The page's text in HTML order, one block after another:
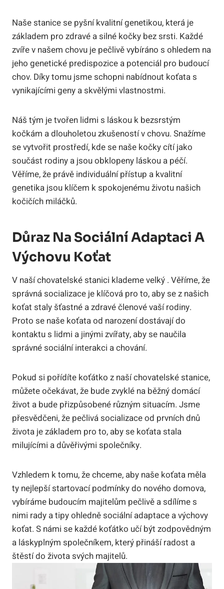
Naše stanice se pyšní kvalitní genetikou, která je
základem pro zdravé‌ a silné kočky⁢ bez srsti. Každé
zvíře v našem chovu je‍ pečlivě vybíráno s ohledem na
jeho genetické ​predispozice a‌ potenciál pro budoucí​
chov. Díky tomu jsme schopni nabídnout koťata s
vynikajícími ⁤geny ⁤a skvělými vlastnostmi.
Náš tým je tvořen lidmi s láskou ⁤k ​bezsrstým
kočkám a ⁤dlouholetou zkušeností v chovu. Snažíme
se ‌vytvořit prostředí, kde se naše kočky cítí‌ jako
součást rodiny a jsou ⁣obklopeny láskou a péčí.
Věříme, že právě ​individuální ‌přístup a kvalitní
genetika jsou klíčem ⁤k spokojenému životu našich
kočičích miláčků.
Důraz Na Sociální Adaptaci A
Výchovu Koťat
V naší chovatelské‍ stanici klademe velký . Věříme, že
správná socializace je⁣ klíčová pro to, aby se z‌ našich
koťat staly šťastné ‌a zdravé členové vaší ⁤rodiny.
Proto se naše koťata od narození dostávají⁣ do
kontaktu s lidmi a jinými zvířaty,⁢ aby se naučila‌
správné sociální interakci a chování.
Pokud si pořídíte koťátko z naší chovatelské stanice,
můžete ‍očekávat, že bude zvyklé na běžný domácí
život a ⁢bude⁤ přizpůsobené různým situacím. Jsme
přesvědčeni, že pečlivá socializace od prvních dnů
života je základem pro​ to, aby se koťata​ stala
milujícími a ‌důvěřivými společníky.
Vzhledem k tomu, že‍ chceme, aby naše koťata‌ měla
ty‍ nejlepší startovací​ podmínky​ do nového domova,
vybíráme⁢ budoucím majitelům pečlivě a sdílíme s
nimi rady a tipy ohledně sociální adaptace a výchovy
koťat. S námi se každé koťátko učí​ být ⁢zodpovědným
a láskyplným společníkem, který‌ přináší radost​ a
‌štěstí do ​života⁢ svých​ majitelů.